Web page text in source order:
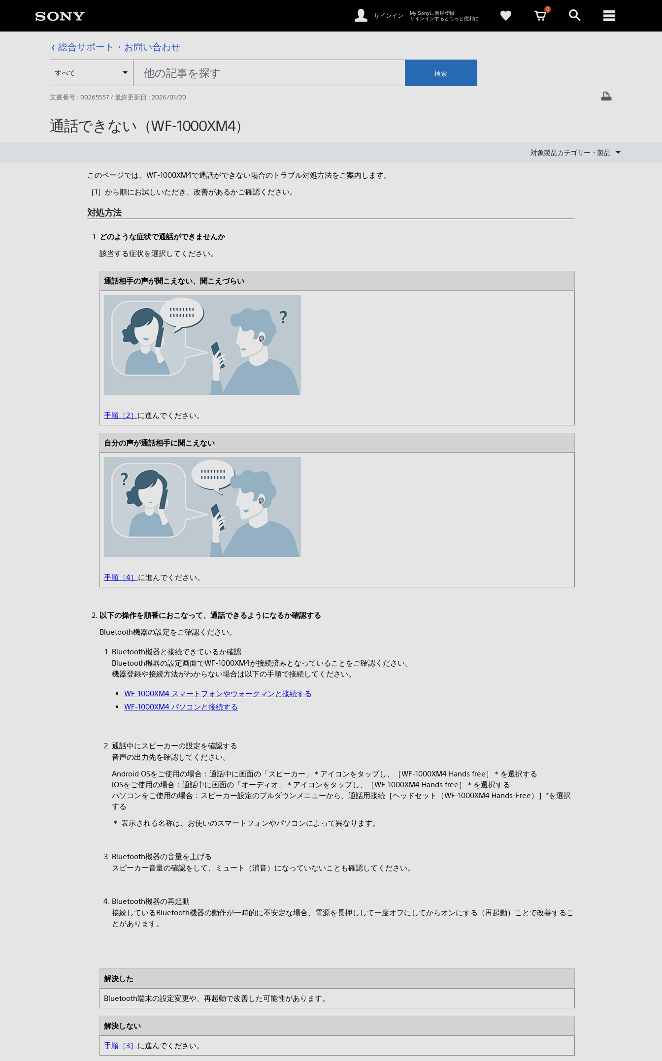
サインイン
My Sonyに新規登録
サインインするともっと便利に
0
総合サポート・お問い合わせ
すべて 検索
文書番号 : 00265557 / 最終更新日 : 2026/01/20
通話できない（WF-1000XM4）
対象製品カテゴリー・製品
このページでは、WF-1000XM4で通話ができない場合のトラブル対処方法をご案内します。
［1］から順にお試しいただき、改善があるかご確認ください。
対処方法
どのような症状で通話ができませんか
該当する症状を選択してください。
通話相手の声が聞こえない、聞こえづらい
手順［2］ に進んでください。
自分の声が通話相手に聞こえない
手順［4］ に進んでください。
以下の操作を順番におこなって、通話できるようになるか確認する
Bluetooth機器の設定をご確認ください。
Bluetooth機器と接続できているか確認
Bluetooth機器の設定画面でWF-1000XM4が接続済みとなっていることをご確認ください。
機器登録や接続方法がわからない場合は以下の手順で接続してください。
WF-1000XM4 スマートフォンやウォークマンと接続する
WF-1000XM4 パソコンと接続する
通話中にスピーカーの設定を確認する
音声の出力先を確認してください。
Android OSをご使用の場合：通話中に画面の「スピーカー」＊アイコンをタップし、［WF-1000XM4 Hands free］＊を選択する
iOSをご使用の場合：通話中に画面の「オーディオ」＊アイコンをタップし、［WF-1000XM4 Hands free］＊を選択する
パソコンをご使用の場合：スピーカー設定のプルダウンメニューから、通話用接続［ヘッドセット（WF-1000XM4 Hands-Free）］*を選択
する
＊ 表示される名称は、お使いのスマートフォンやパソコンによって異なります。
Bluetooth機器の音量を上げる
スピーカー音量の確認をして、ミュート（消音）になっていないことも確認してください。
Bluetooth機器の再起動
接続しているBluetooth機器の動作が一時的に不安定な場合、電源を長押しして一度オフにしてからオンにする（再起動）ことで改善するこ
とがあります。
解決した
Bluetooth端末の設定変更や、再起動で改善した可能性があります。
解決しない
手順［3］ に進んでください。